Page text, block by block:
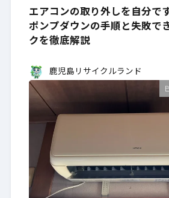
エアコンの取り外しを自分で
ポンプダウンの手順と失敗で
クを徹底解説
鹿児島リサイクルランド